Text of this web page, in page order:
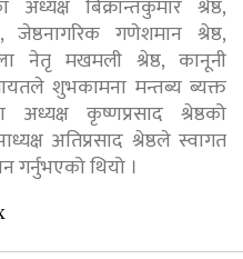
बिक्रान्तकुमार श्रेष्ठ,
गणेशमान श्रेष्ठ,
नेतृ मखमली श्रेष्ठ, कानूनी
शुभकामना मन्तब्य ब्यक्त
कृष्णप्रसाद श्रेष्ठको
अतिप्रसाद श्रेष्ठले स्वागत
गर्नुभएको थियो ।